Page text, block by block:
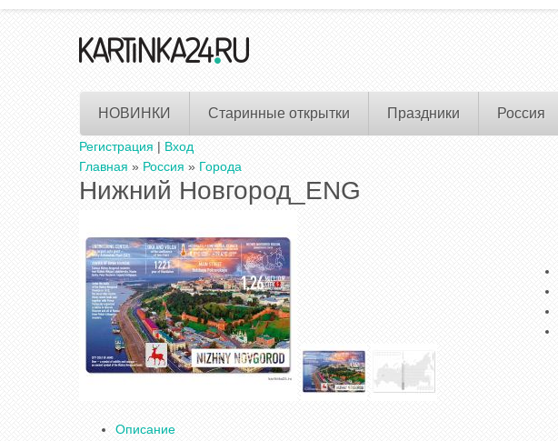
НОВИНКИ Старинные открытки Праздники Россия
Регистрация | Вход
Главная » Россия » Города
Нижний Новгород_ENG
Описание